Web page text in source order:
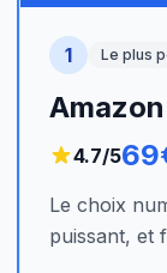
1 Le plus
4.7/5
Le choix
puissant, et